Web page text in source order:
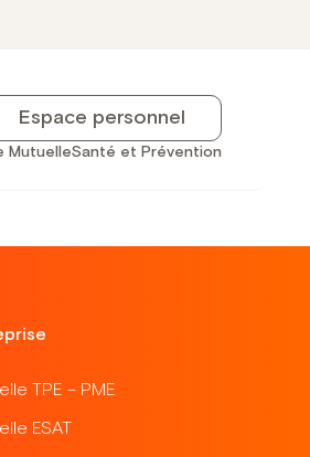
Espace personnel
MutuelleSanté et Prévention
TPE – PME
ESAT